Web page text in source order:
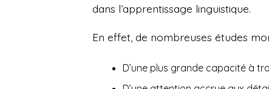
dans l’apprentissage linguistique.
En effet, de nombreuses études
D’une plus grande capacité à